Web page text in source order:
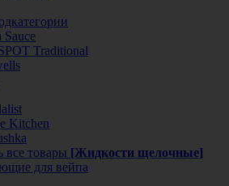
Sauce
Traditional
Kitchen
все товары [Жидкости щелочные]
для вейпа